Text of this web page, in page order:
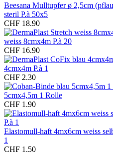
Beesana Mulltupfer ø 2,5cm
steril P.à 50x5
CHF 18.90
weiss 8cmx4m P.à 20
CHF 16.90
4cmx4m P.à 1
CHF 2.30
5cmx4,5m 1 Rolle
CHF 1.90
Elastomull-haft 4mx6cm weiss
1
CHF 1.50